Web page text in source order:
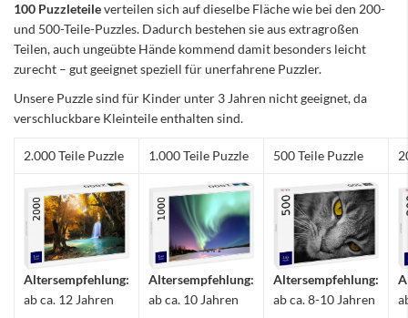
100 Puzzleteileverteilen sich auf dieselbe Fläche wie bei den 200-
und 500-Teile-Puzzles. Dadurch bestehen sie aus extragroßen
Teilen, auch ungeübte Hände kommend damit besonders leicht
zurecht – gut geeignet speziell für unerfahrene Puzzler.
Unsere Puzzle sind für Kinder unter 3 Jahren nicht geeignet, da
verschluckbare Kleinteile enthalten sind.
2.000 Teile Puzzle 1.000 Teile Puzzle 500 Teile Puzzle
Altersempfehlung:
ab ca. 12 Jahren
Altersempfehlung:
ab ca. 10 Jahren
Altersempfehlung:
ab ca. 8-10 Jahren